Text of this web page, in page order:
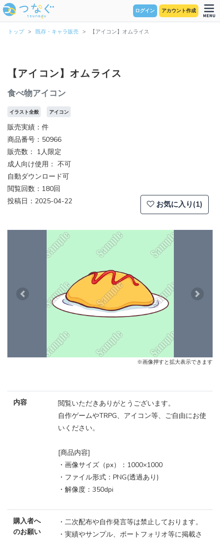
ログイン アカウント作成
トップ 既存・キャラ販売 【アイコン】オムライス
【アイコン】オムライス
食べ物アイコン
イラスト全般 アイコン
販売実績：件
商品番号：50966
販売数： 1人限定
成人向け使用： 不可
自動ダウンロード可
閲覧回数：180回
投稿日：2025-04-22
お気に入り(1)
Previous Next
※画像押すと拡大表示できます
内容
閲覧いただきありがとうございます。
自作ゲームやTRPG、アイコン等、ご自由にお使
いください。
[商品内容]
・画像サイズ（px）：1000×1000
・ファイル形式：PNG(透過あり)
・解像度：350dpi
購入者へ
のお願い
・二次配布や自作発言等は禁止しております。
・実績やサンプル、ポートフォリオ等に掲載さ